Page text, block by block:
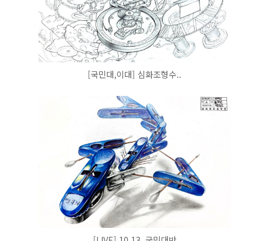
[국민대,이대] 심화조형수..